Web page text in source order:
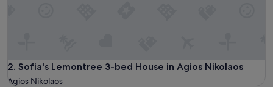
2. Sofia's Lemontree 3-bed House in Agios Nikolaos
Sofia's Lemontree 3-bed House in Agios Nikolaos
Agios Nikolaos